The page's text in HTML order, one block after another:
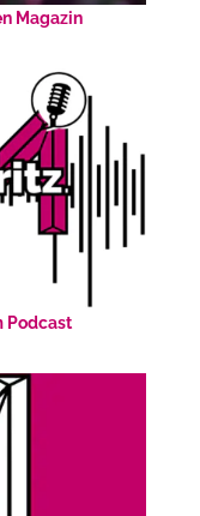
Magazin
Podcast